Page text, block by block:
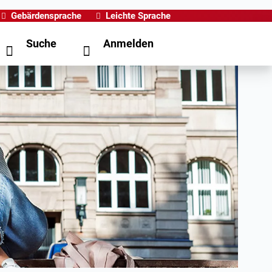
Gebärdensprache Leichte Sprache
Suche Anmelden